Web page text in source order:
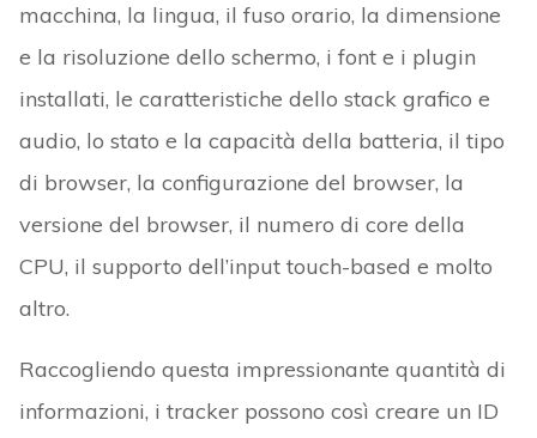
macchina, la lingua, il fuso orario, la dimensione
e la risoluzione dello schermo, i font e i plugin
installati, le caratteristiche dello stack grafico e
audio, lo stato e la capacità della batteria, il tipo
di browser, la configurazione del browser, la
versione del browser, il numero di core della
CPU, il supporto dell’input touch-based e molto
altro.
Raccogliendo questa impressionante quantità di
informazioni, i tracker possono così creare un ID